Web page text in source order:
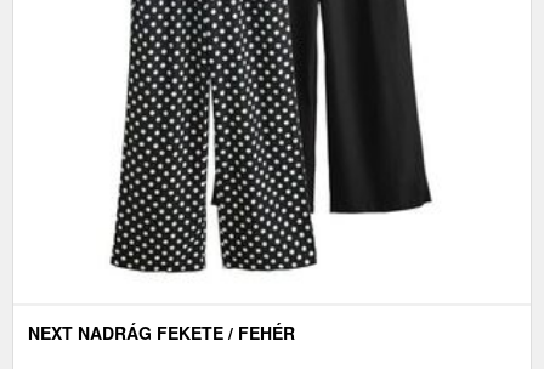
NEXT NADRÁG FEKETE / FEHÉR